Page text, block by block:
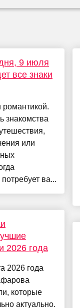
9 июля
все знаки
знакомства
или
ва...
2026 года
2026 года
которые
актуально.